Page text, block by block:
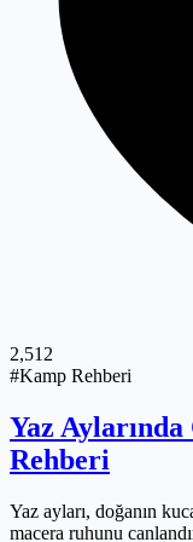
2,512
#Kamp Rehberi
Yaz
Rehberi
Yaz ayları, doğanın
macera ruhunu